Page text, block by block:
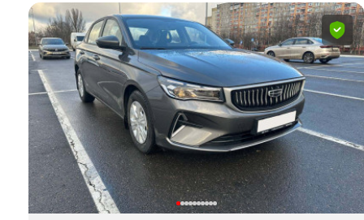
ПОПУЛЯРНОЕ